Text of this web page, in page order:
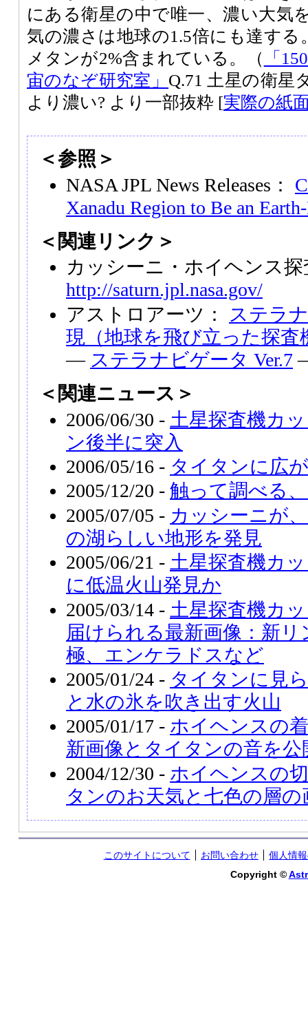
にある衛星の中で唯一、濃い大気
気の濃さは地球の1.5倍にも達する
メタンが2%含まれている。（
「
宙のなぞ研究室」 Q.71 土星の衛星
より濃い? より一部抜粋 [実際の紙
＜参照＞
NASA JPL News Releases：
Xanadu Region to Be an
＜関連リンク＞
カッシーニ・ホイヘンス探
http://saturn.jpl.nasa.gov/
アストロアーツ：
ステラ
現（地球を飛び立った探査
― ステラナビゲータ Ver.7
＜関連ニュース＞
2006/06/30 - 土星探査機カ
ン後半に突入
2006/05/16 - タイタンに広
2005/12/20 - 触って調べる
2005/07/05 - カッシーニが
の湖らしい地形を発見
2005/06/21 - 土星探査機カ
に低温火山発見か
2005/03/14 - 土星探査機カ
届けられる最新画像：新
極、エンケラドスなど
2005/01/24 - タイタンに見
と水の氷を吹き出す火山
2005/01/17 - ホイヘンスの
新画像とタイタンの音を公
2004/12/30 - ホイヘンスの
タンのお天気と七色の層の
このサイトについて お問い合わせ
個人情
Copyright ©